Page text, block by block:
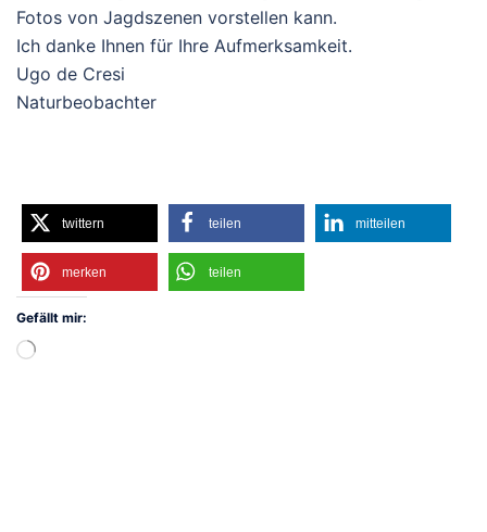
Fotos von Jagdszenen vorstellen kann.
Ich danke Ihnen für Ihre Aufmerksamkeit.
Ugo de Cresi
Naturbeobachter
twittern teilen mitteilen
merken teilen
Gefällt mir:
Wird